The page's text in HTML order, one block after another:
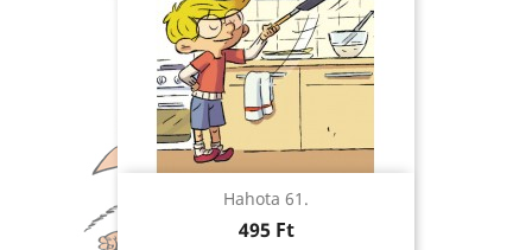
Hahota 61.
Ár
495 Ft